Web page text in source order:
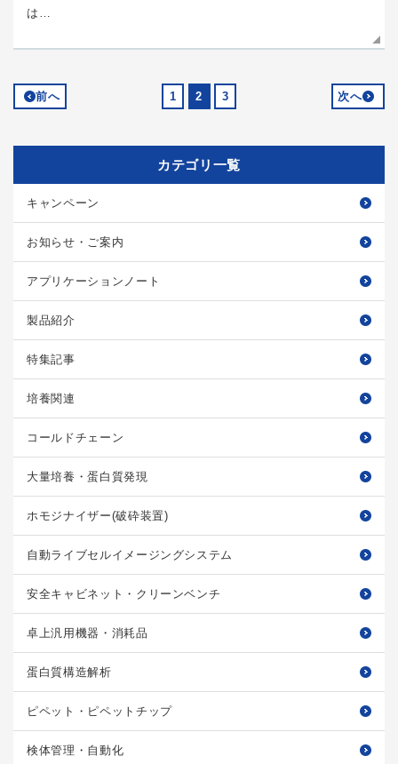
は…
前へ 1 2 3 次へ
カテゴリ一覧
キャンペーン
お知らせ・ご案内
アプリケーションノート
製品紹介
特集記事
培養関連
コールドチェーン
大量培養・蛋白質発現
ホモジナイザー(破砕装置)
自動ライブセルイメージングシステム
安全キャビネット・クリーンベンチ
卓上汎用機器・消耗品
蛋白質構造解析
ピペット・ピペットチップ
検体管理・自動化